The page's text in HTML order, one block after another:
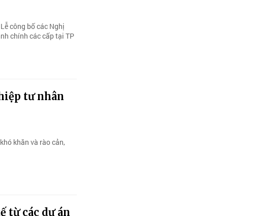
công bố các Nghị
chính các cấp tại TP
tư nhân
khăn và rào cản,
từ các dự án